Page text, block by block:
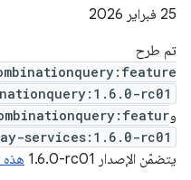
‫25 فبراير 2026
تم طرح
rc01
و
services:1.6.0-rc01
يتضمّن الإصدار ‎1.6.0-rc01
هذه